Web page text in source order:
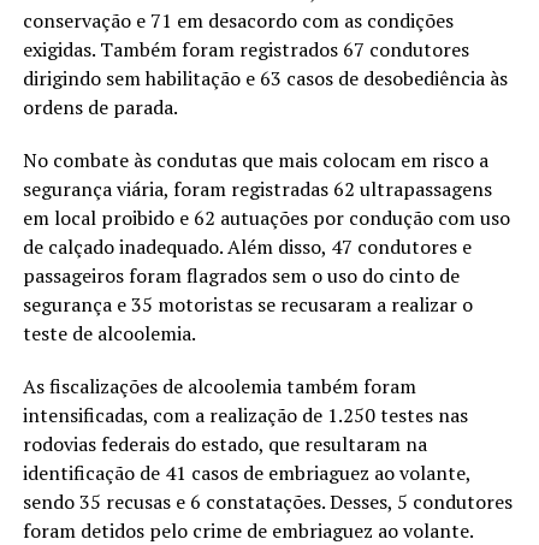
conservação e 71 em desacordo com as condições
exigidas. Também foram registrados 67 condutores
dirigindo sem habilitação e 63 casos de desobediência às
ordens de parada.
No combate às condutas que mais colocam em risco a
segurança viária, foram registradas 62 ultrapassagens
em local proibido e 62 autuações por condução com uso
de calçado inadequado. Além disso, 47 condutores e
passageiros foram flagrados sem o uso do cinto de
segurança e 35 motoristas se recusaram a realizar o
teste de alcoolemia.
As fiscalizações de alcoolemia também foram
intensificadas, com a realização de 1.250 testes nas
rodovias federais do estado, que resultaram na
identificação de 41 casos de embriaguez ao volante,
sendo 35 recusas e 6 constatações. Desses, 5 condutores
foram detidos pelo crime de embriaguez ao volante.